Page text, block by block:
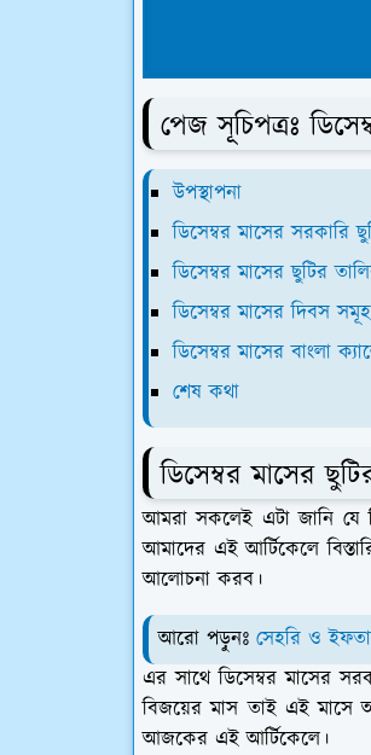
পেজ সূচিপত্রঃ
উপস্থাপনা
ডিসেম্বর মাসের সরকারি
ডিসেম্বর মাসের ছুটির
ডিসেম্বর মাসের দিবস সমূহ
ডিসেম্বর মাসের বাংলা
শেষ কথা
ডিসেম্বর মাসের
আমরা সকলেই এটা জানি যে
আমাদের এই আর্টিকেলে
আলোচনা করব।
আরো পড়ুনঃ সেহরি ও
এর সাথে ডিসেম্বর মাসের
বিজয়ের মাস তাই এই মাসে
আজকের এই আর্টিকেলে।